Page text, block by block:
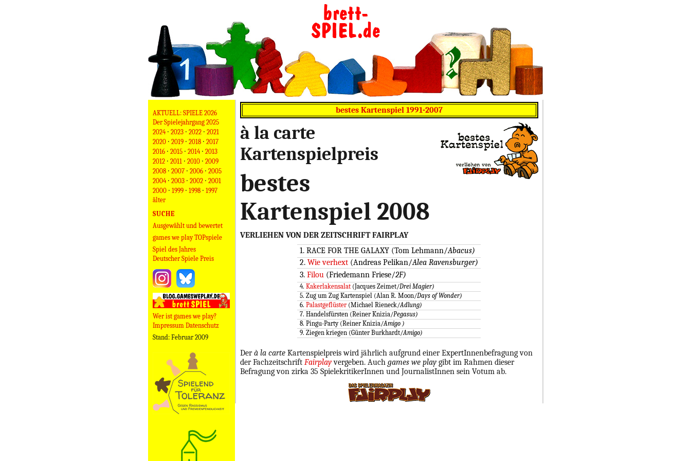
AKTUELL: SPIELE 2026
Der Spielejahrgang 2025
2024· 2023· 2022· 2021
2020· 2019· 2018· 2017
2016· 2015· 2014· 2013
2012· 2011· 2010· 2009
2008· 2007· 2006· 2005
2004· 2003· 2002· 2001
2000· 1999· 1998· 1997
älter
SUCHE
Ausgewählt und bewertet
games we play TOPspiele
Spiel des Jahres
Deutscher Spiele Preis
Wer ist games we play?
Impressum Datenschutz
Stand: Februar 2009
bestes Kartenspiel 1991-2007
à la carte
Kartenspielpreis
bestes
Kartenspiel 2008
VERLIEHEN VON DER ZEITSCHRIFT FAIRPLAY
1. RACE FOR THE GALAXY (Tom Lehmann/Abacus)
2. Wie verhext (Andreas Pelikan/Alea Ravensburger)
3. Filou (Friedemann Friese/2F)
4. Kakerlakensalat (Jacques Zeimet/Drei Magier)
5. Zug um Zug Kartenspiel (Alan R. Moon/Days of Wonder)
6. Palastgeflüster (Michael Rieneck/Adlung)
7. Handelsfürsten (Reiner Knizia/Pegasus)
8. Pingu-Party (Reiner Knizia/Amigo )
9. Ziegen kriegen (Günter Burkhardt/Amigo)
Derà la carteKartenspielpreis wird jährlich aufgrund einer ExpertInnenbefragung von
der Fachzeitschrift Fairplayvergeben. Auch games we playgibt im Rahmen dieser
Befragung von zirka 35 SpielekritikerInnen und JournalistInnen sein Votum ab.